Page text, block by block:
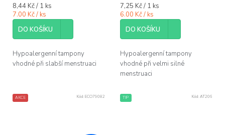
Měrná
cena:
8,44 Kč / 1 ks
7.00 Kč / ks
DO KOŠÍKU
Hypoalergenní tampony
vhodné při slabší menstruaci
z
5
hvězdiček.
Měrná
cena:
7,25 Kč / 1 ks
6.00 Kč / ks
DO KOŠÍKU
Hypoalergenní tampony
vhodné při velmi silné
menstruaci
AKCE Kód: ECO79082 TIP Kód: AT206